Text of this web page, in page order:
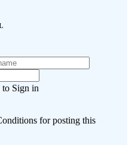
to Sign in
for posting this